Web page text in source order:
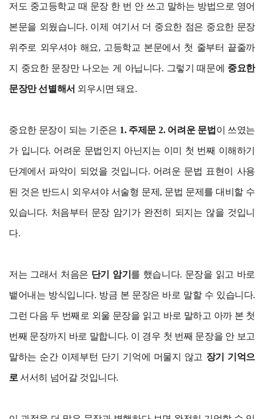
저도 중고등학교 때 문장 한 번 안 쓰고 말하는 방법으로 영어
본문을 외웠습니다. 이제 여기서 더 중요한 점은 중요한 문장
위주로 외우셔야 해요, 고등학교 본문에서 첫 줄부터 끝줄까
지 중요한 문장만 나오는 게 아닙니다. 그렇기 때문에 중요한
문장만 선별해서 외우시면 돼요.
중요한 문장이 되는 기준은 1. 주제문 2. 어려운 문법 이 쓰였는
가 입니다. 어려운 문법인지 아닌지는 이미 첫 번째 이해하기
단계에서 파악이 되었을 것입니다. 어려운 문법 표현이 사용
된 것은 반드시 외우셔야 서술형 문제, 문법 문제를 대비할 수
있습니다. 처음부터 문장 암기가 완전히 되지는 않을 것입니
다.
저는 그래서 처음은 단기 암기 를 했습니다. 문장을 읽고 바로
뱉어내는 방식입니다. 방금 본 문장은 바로 말할 수 있습니다.
그런 다음 두 번째로 외울 문장을 읽고 바로 말하고 아까 본 첫
번째 문장까지 바로 말합니다. 이 경우 첫 번째 문장을 안 보고
말하는 순간 이제부턴 단기 기억에 머물지 않고 장기 기억으
로 서서히 넘어갈 것입니다.